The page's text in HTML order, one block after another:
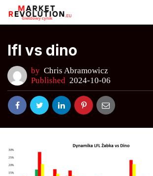
lfl vs dino
by Chris Abramowicz
Published 2024-10-06